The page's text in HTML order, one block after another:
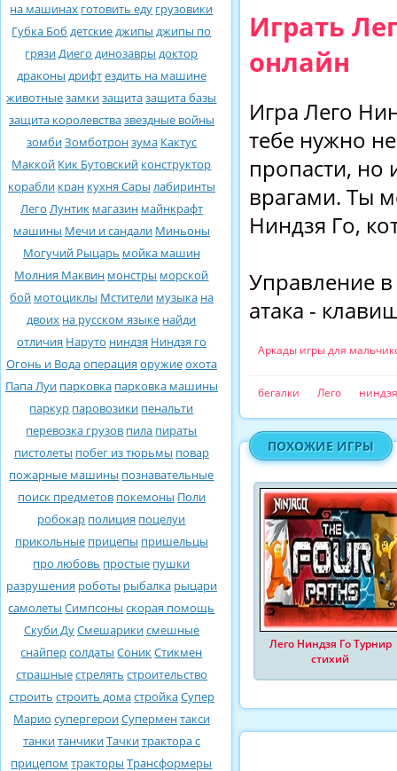
на машинах готовить еду грузовики
Губка Боб детскиеджипы джипы по
грязиДиего динозавры доктор
драконы дрифтездить на машине
животныезамкизащитазащита базы
защита королевствазвездные войны
зомбиЗомботронзума Кактус
Маккой Кик Бутовский конструктор
корабли кран кухня Сары лабиринты
Лего Лунтик магазин майнкрафт
машины Мечи и сандали Миньоны
Могучий Рыцарь мойка машин
Молния Маквин монстры морской
бой мотоциклы Мстители музыка на
двоих на русском языке найди
отличия Наруто ниндзя Ниндзя го
Огонь и Водаоперация оружиеохота
Папа Луи парковка парковка машины
паркур паровозики пенальти
перевозка грузов пила пираты
пистолеты побег из тюрьмы повар
пожарные машины познавательные
поиск предметов покемоны Поли
робокар полиция поцелуи
прикольные прицепы пришельцы
про любовь простые пушки
разрушения роботы рыбалка рыцари
самолеты Симпсоны скорая помощь
Скуби ДуСмешарикисмешные
снайперсолдаты СоникСтикмен
страшныестрелять строительство
строить строить домастройкаСупер
Марио супергероиСуперментакси
танкитанчикиТачкитрактора с
прицепом тракторы Трансформеры
Играть
онлайн
Игра Лего
тебе нужно
пропасти, но
врагами. Ты
Ниндзя Го,
Управление в
атака -
Аркады игры для
бегалки Лего ниндзя
ПОХОЖИЕ ИГРЫ
Лего Ниндзя Го Турнир
стихий